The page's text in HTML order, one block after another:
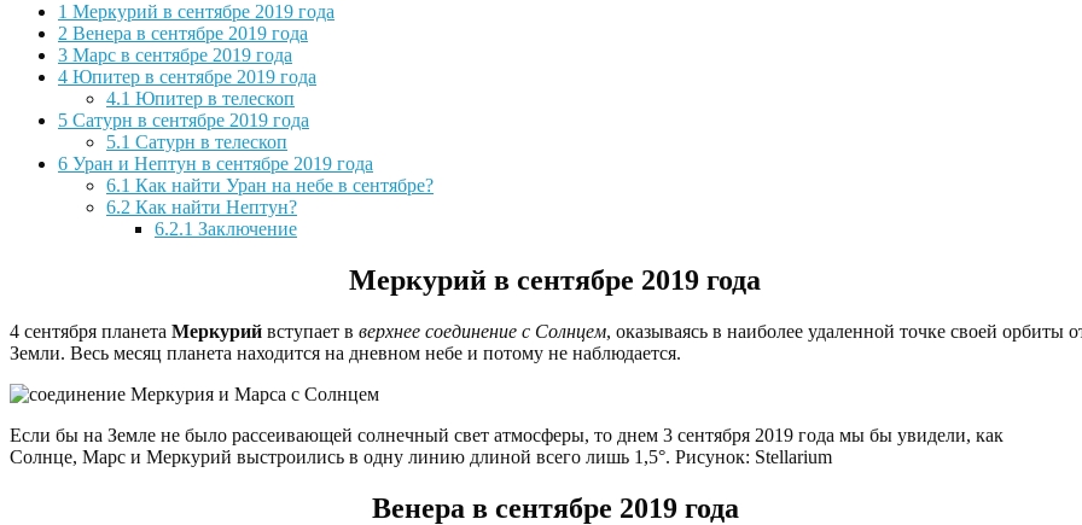
1 Меркурий в сентябре 2019 года
2 Венера в сентябре 2019 года
3 Марс в сентябре 2019 года
4 Юпитер в сентябре 2019 года
4.1 Юпитер в телескоп
5 Сатурн в сентябре 2019 года
5.1 Сатурн в телескоп
6 Уран и Нептун в сентябре 2019 года
6.1 Как найти Уран на небе в сентябре?
6.2 Как найти Нептун?
6.2.1 Заключение
Меркурий в сентябре 2019 года
4 сентября планета Меркурий вступает в верхнее соединение с Солнцем, оказываясь в наиболее удаленной точке своей орбиты
Земли. Весь месяц планета находится на дневном небе и потому не наблюдается.
Если бы на Земле не было рассеивающей солнечный свет атмосферы, то днем 3 сентября 2019 года мы бы увидели, как
Солнце, Марс и Меркурий выстроились в одну линию длиной всего лишь 1,5°. Рисунок: Stellarium
Венера в сентябре 2019 года